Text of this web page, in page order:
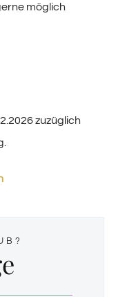
möglich
zuzüglich